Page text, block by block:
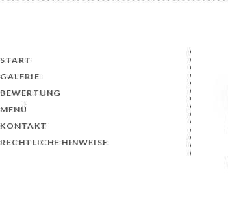
START
GALERIE
BEWERTUNG
MENÜ
KONTAKT
RECHTLICHE HINWEISE